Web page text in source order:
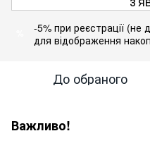
-5% при реєстрації (не
для відображення
До обраного
Важливо!